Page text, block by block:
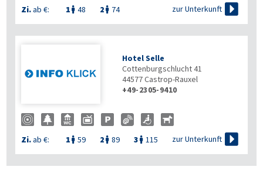
Zi.ab €: 1  48 2  74 zur Unterkunft 
Hotel Selle
Cottenburgschlucht 41
44577Castrop-Rauxel
+49-2305-9410
Zi.ab €: 1  59 2  89 3  115 zur Unterkunft 